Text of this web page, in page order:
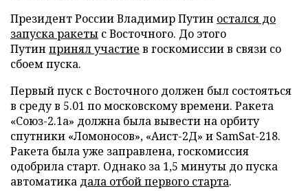
Президент России Владимир Путин остался до
запуска ракеты с Восточного. До этого
Путин принял участие в госкомиссии в связи со
сбоем пуска.
Первый пуск с Восточного должен был состояться
в среду в 5.01 по московскому времени. Ракета
«Союз-2.1а» должна была вывести на орбиту
спутники «Ломоносов», «Аист-2Д» и SamSat-218.
Ракета была уже заправлена, госкомиссия
одобрила старт. Однако за 1,5 минуты до пуска
автоматика дала отбой первого старта.